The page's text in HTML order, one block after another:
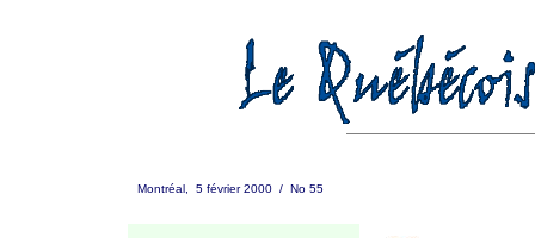
Montréal, 5 février 2000 / No 55